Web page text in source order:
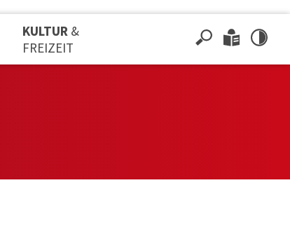
KULTUR &
FREIZEIT